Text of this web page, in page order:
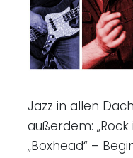
Jazz in allen
außerdem:
„Boxhead“ –